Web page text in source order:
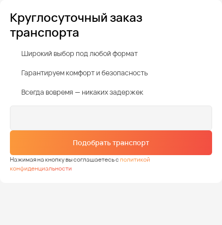
Круглосуточный заказ
транспорта
Широкий выбор под любой формат
Гарантируем комфорт и безопасность
Всегда вовремя — никаких задержек
Подобрать транспорт
Нажимая на кнопку вы соглашаетесь сполитикой
конфиденциальности